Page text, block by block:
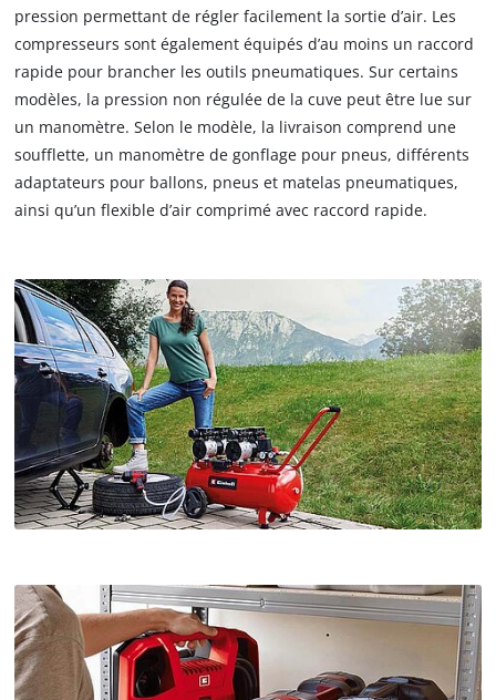
pression permettant de régler facilement la sortie d’air. Les
compresseurs sont également équipés d’au moins un raccord
rapide pour brancher les outils pneumatiques. Sur certains
modèles, la pression non régulée de la cuve peut être lue sur
un manomètre. Selon le modèle, la livraison comprend une
soufflette, un manomètre de gonflage pour pneus, différents
adaptateurs pour ballons, pneus et matelas pneumatiques,
ainsi qu’un flexible d’air comprimé avec raccord rapide.